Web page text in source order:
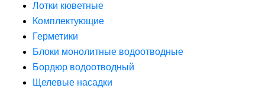
Лотки кюветные
Комплектующие
Герметики
Блоки монолитные водоотводные
Бордюр водоотводный
Щелевые насадки